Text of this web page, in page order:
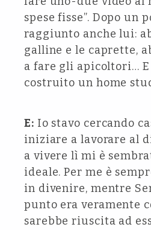
spese fisse”. Dopo un
raggiunto anche lui:
galline e le caprette,
a fare gli apicoltori…
costruito un home
E: Io stavo cercando
iniziare a lavorare al
a vivere lì mi è
ideale. Per me è
in divenire, mentre
punto era veramente
sarebbe riuscita ad